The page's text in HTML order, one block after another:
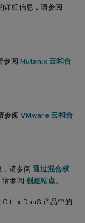
细信息，请参阅
参阅 Nutanix 云和合
参阅 VMware 云和合
请参阅 通过混合权
请参阅 创建站点。
Citrix DaaS 产品中的